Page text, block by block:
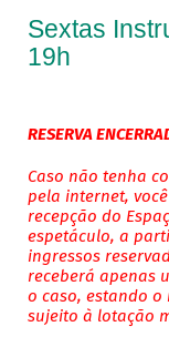
Sextas
19h
RESERVA
Caso não tenha
pela internet,
recepção do
espetáculo, a
ingressos
receberá apenas
o caso, estando o
sujeito à lotação